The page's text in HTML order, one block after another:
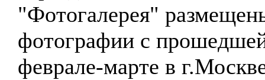
"Фотогалерея"
фотографии с
феврале-марте в